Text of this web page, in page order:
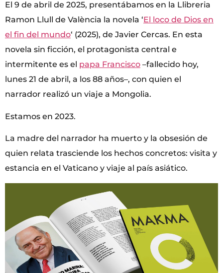
El 9 de abril de 2025, presentábamos en la Llibreria
Ramon Llull de València la novela ‘El loco de Dios en
el fin del mundo‘ (2025), de Javier Cercas. En esta
novela sin ficción, el protagonista central e
intermitente es el papa Francisco –fallecido hoy,
lunes 21 de abril, a los 88 años–, con quien el
narrador realizó un viaje a Mongolia.
Estamos en 2023.
La madre del narrador ha muerto y la obsesión de
quien relata trasciende los hechos concretos: visita y
estancia en el Vaticano y viaje al país asiático.